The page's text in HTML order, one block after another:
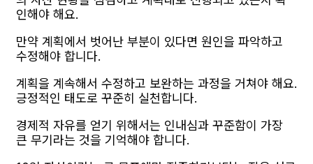
인해야 해요.
만약 계획에서 벗어난 부분이 있다면 원인을 파악하고
수정해야 합니다.
계획을 계속해서 수정하고 보완하는 과정을 거쳐야 해요.
긍정적인 태도로 꾸준히 실천합니다.
경제적 자유를 얻기 위해서는 인내심과 꾸준함이 가장
큰 무기라는 것을 기억해야 합니다.